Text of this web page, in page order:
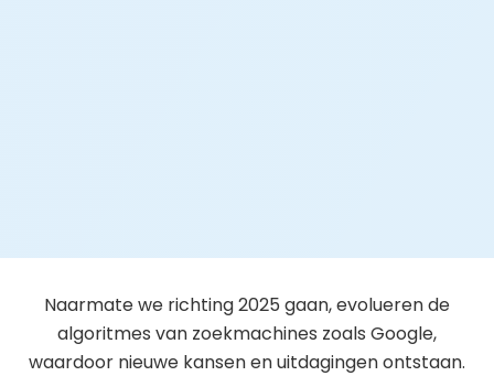
Naarmate we richting 2025 gaan, evolueren de
algoritmes van zoekmachines zoals Google,
waardoor nieuwe kansen en uitdagingen ontstaan.